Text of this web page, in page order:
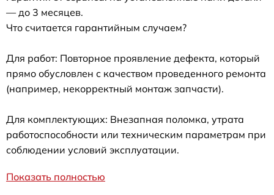
— до 3 месяцев.
Что считается гарантийным случаем?
Для работ: Повторное проявление дефекта, который
прямо обусловлен с качеством проведенного ремонта
(например, некорректный монтаж запчасти).
Для комплектующих: Внезапная поломка, утрата
работоспособности или техническим параметрам при
соблюдении условий эксплуатации.
Показать полностью